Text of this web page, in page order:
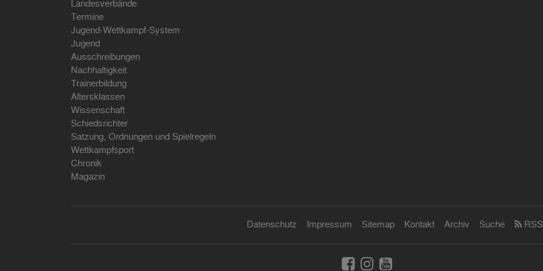
Landesverbände
Termine
Jugend-Wettkampf-System
Jugend
Ausschreibungen
Nachhaltigkeit
Trainerbildung
Altersklassen
Wissenschaft
Schiedsrichter
Satzung, Ordnungen und Spielregeln
Wettkampfsport
Chronik
Magazin
Datenschutz Impressum Sitemap Kontakt Archiv Suche